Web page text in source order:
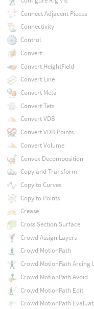
Connect Adjacent Pieces
Connectivity
Control
Convert
Convert HeightField
Convert Line
Convert Meta
Convert Tets
Convert VDB
Convert VDB Points
Convert Volume
Convex Decomposition
Copy and Transform
Copy to Curves
Copy to Points
Crease
Cross Section Surface
Crowd Assign Layers
Crowd MotionPath
Crowd MotionPath Arcing
Crowd MotionPath Avoid
Crowd MotionPath Edit
Crowd MotionPath